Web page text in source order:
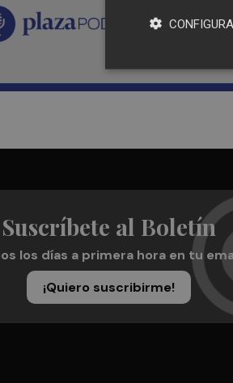
Suscríbete al Boletín
los días a primera hora en tu
¡Quiero suscribirme!